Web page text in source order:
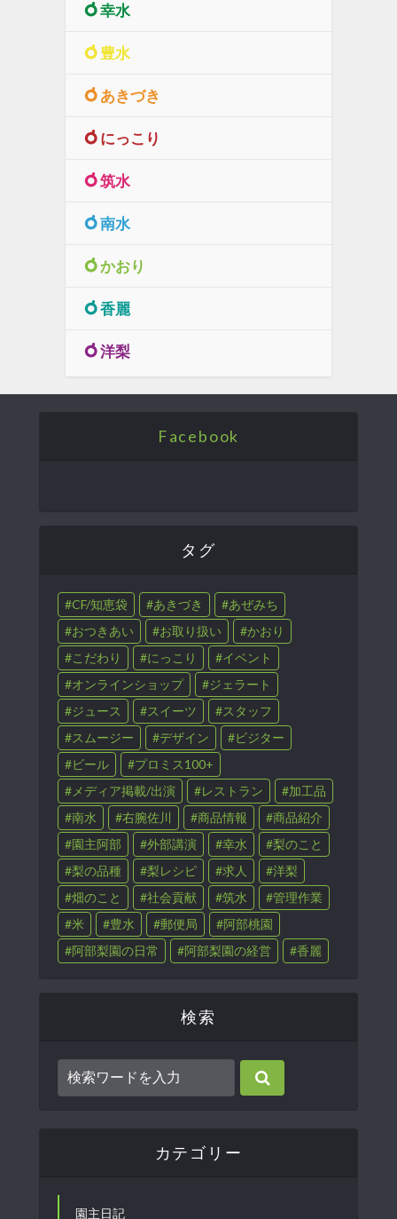
幸水
豊水
あきづき
にっこり
筑水
南水
かおり
香麗
洋梨
Facebook
タグ
CF/知恵袋 あきづき
あぜみち
おつきあい
お取り扱い
かおり
こだわり
にっこり
イベント
オンラインショップ
ジェラート
ジュース
スイーツ
スタッフ
スムージー
デザイン
ビジター
ビール
プロミス100+
メディア掲載/出演
レストラン
加工品
南水
右腕佐川 商品情報
商品紹介
園主阿部
外部講演 幸水
梨のこと
梨の品種
梨レシピ 求人
洋梨
畑のこと
社会貢献 筑水
管理作業
米
豊水 郵便局
阿部桃園
阿部梨園の日常
阿部梨園の経営 香麗
検索
カテゴリー
園主日記